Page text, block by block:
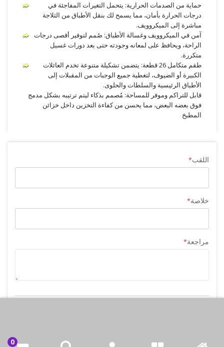
حماية من الصدمات الحرارية: يتحمل التغيرات المفاجئة في
درجات الحرارة بأمان، مما يسمح لك بنقل الأطباق من الثلاجة
مباشرة إلى الميكروويف.
آمن في الميكروويف وغسالة الأطباق: صُمم لتوفير أقصى درجات
الراحة، ويحافظ على لمعانه وجودته حتى بعد دورات غسيل
متكررة.
طقم متكامل 26 قطعة: يتضمن تشكيلة متنوعة تخدم العائلات
الكبيرة أو الضيوف، لتغطية جميع الوجبات من المقبلات إلى
الأطباق الرئيسية والسلطات والحلوى.
قابل للتراكم وموفر للمساحة: مُصمم بذكاء ليتم ترتيبه بشكل مدمج
فوق بعضه البعض، مما يحسن من كفاءة التخزين داخل خزائن
المطبخ
اللقب
خلاصة
مراجعة